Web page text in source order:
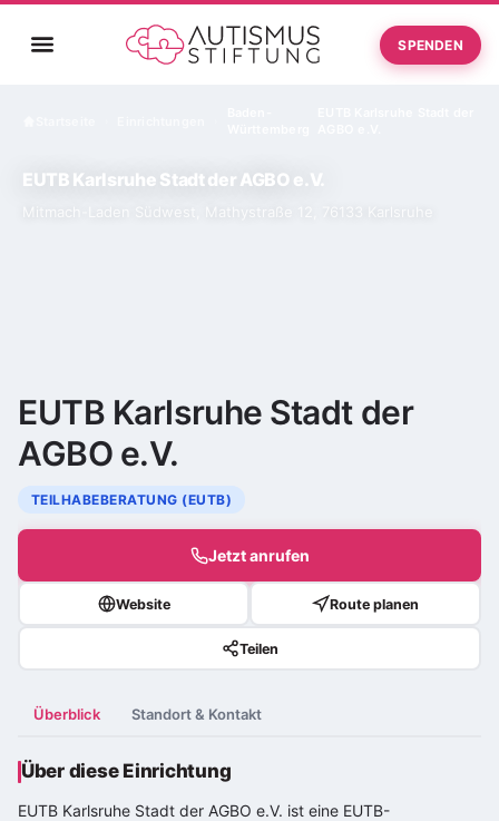
SPENDEN
EUTB Karlsruhe Stadt der AGBO e.V.
Mitmach-Laden Südwest, Mathystraße 12, 76133 Karlsruhe
EUTB Karlsruhe Stadt der
AGBO e.V.
TEILHABEBERATUNG (EUTB)
Jetzt anrufen
Website Route planen
Teilen
Überblick Standort & Kontakt
Über diese Einrichtung
EUTB Karlsruhe Stadt der AGBO e.V. ist eine EUTB-